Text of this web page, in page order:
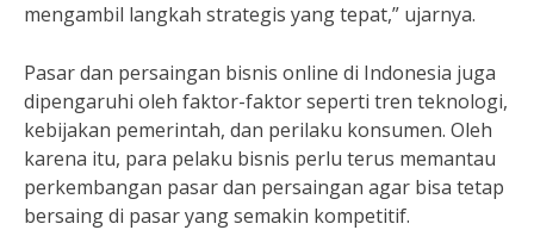
mengambil langkah strategis yang tepat,” ujarnya.
Pasar dan persaingan bisnis online di Indonesia juga
dipengaruhi oleh faktor-faktor seperti tren teknologi,
kebijakan pemerintah, dan perilaku konsumen. Oleh
karena itu, para pelaku bisnis perlu terus memantau
perkembangan pasar dan persaingan agar bisa tetap
bersaing di pasar yang semakin kompetitif.